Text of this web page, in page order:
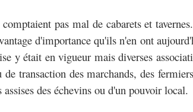
pas mal de cabarets et
d'importance qu'ils n'en ont
y était en vigueur mais diverses
transaction des marchands,des
deséchevins ou d'un pouvoir local.